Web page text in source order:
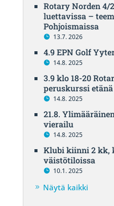
Rotary Norden 4/
luettavissa –
Pohjoismaissa
13.7. 2026
4.9 EPN Golf
14.8. 2025
3.9 klo 18-20
peruskurssi etänä
14.8. 2025
21.8.
vierailu
14.8. 2025
Klubi kiinni 2 kk,
väistötiloissa
10.1. 2025
Näytä kaikki